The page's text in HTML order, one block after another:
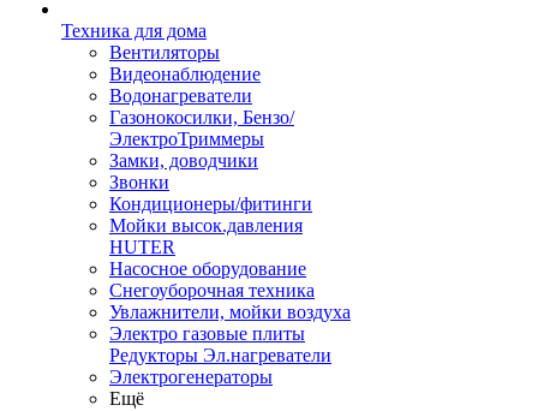
Техника для дома
Вентиляторы
Видеонаблюдение
Водонагреватели
Газонокосилки, Бензо/
ЭлектроТриммеры
Замки, доводчики
Звонки
Кондиционеры/фитинги
Мойки высок.давления
HUTER
Насосное оборудование
Снегоуборочная техника
Увлажнители, мойки воздуха
Электро газовые плиты
Редукторы Эл.нагреватели
Электрогенераторы
Ещё